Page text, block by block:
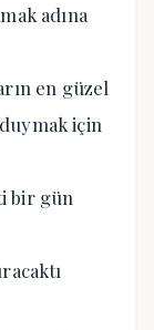
adına
en güzel
için
bir gün